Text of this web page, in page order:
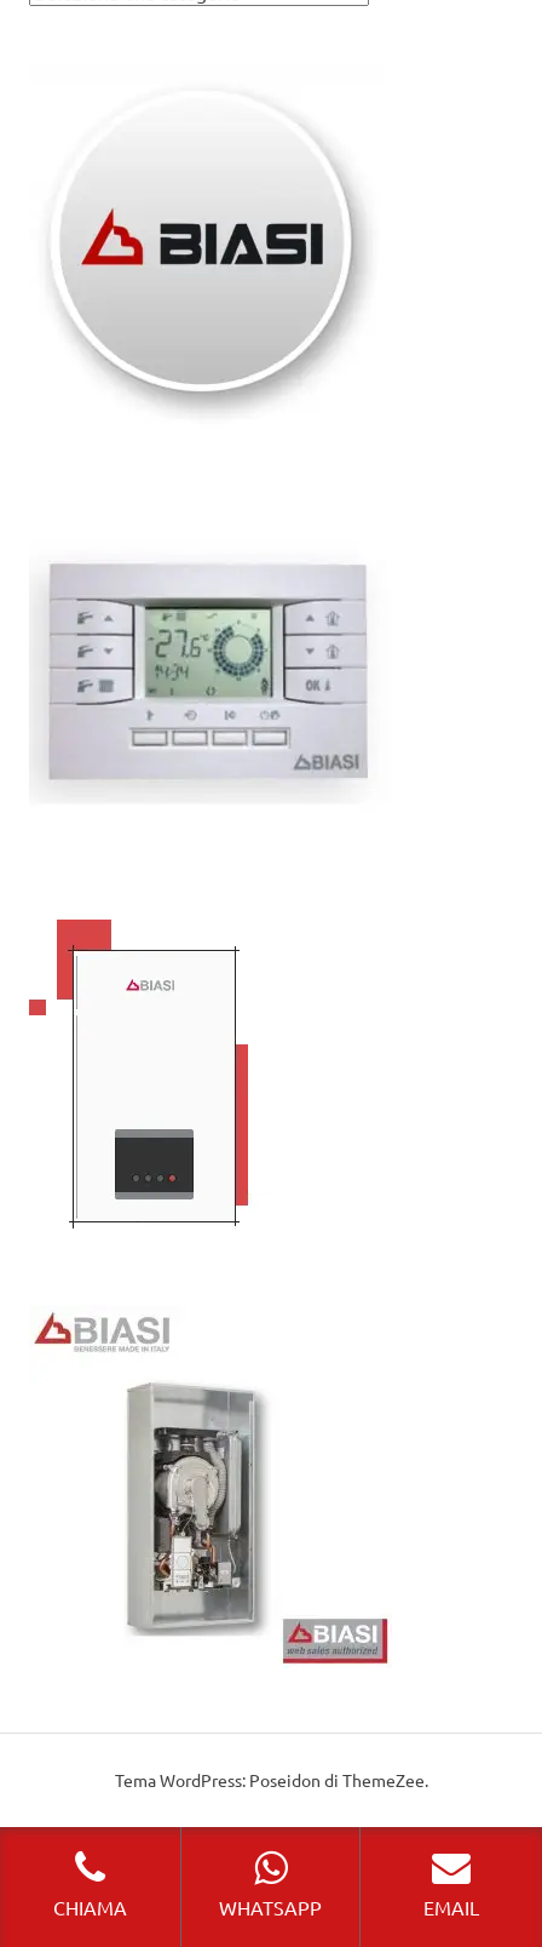
Tema WordPress: Poseidon di ThemeZee.
CHIAMA WHATSAPP EMAIL